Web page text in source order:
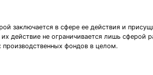
заключается в сфере ее действия и
действие не ограничивается лишь сферой
производственных фондов в целом.